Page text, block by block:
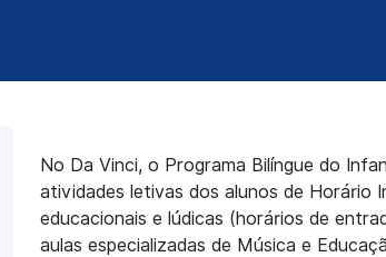
No Da Vinci, o Programa Bilíngue do
atividades letivas dos alunos de Horário
educacionais e lúdicas (horários de
aulas especializadas de Música e